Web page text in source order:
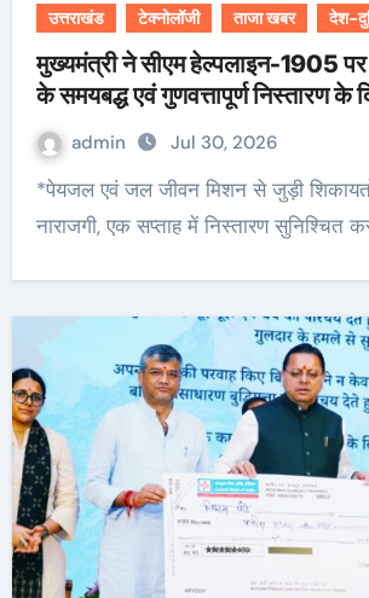
उत्तराखंड टेक्नोलॉजी ताजा खबर देश-
मुख्यमंत्री ने सीएम हेल्पलाइन-1905
के समयबद्ध एवं गुणवत्तापूर्ण निस्तारण के
admin Jul 30, 2026
*पेयजल एवं जल जीवन मिशन से जुड़ी शिकायतों पर जताई
नाराजगी, एक सप्ताह में निस्तारण सुनिश्चित